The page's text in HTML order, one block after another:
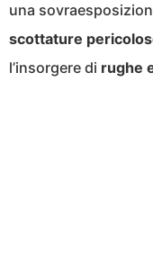
una
scottature
l’insorgere di rughe